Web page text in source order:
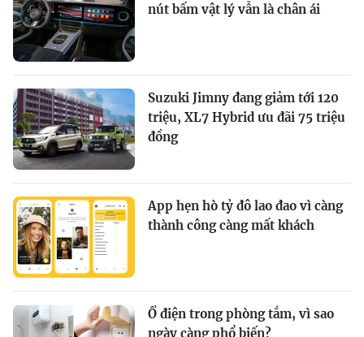
nút bấm vật lý vẫn là chân ái
Suzuki Jimny đang giảm tới 120
triệu, XL7 Hybrid ưu đãi 75 triệu
đồng
App hẹn hò tỷ đô lao đao vì càng
thành công càng mất khách
Ổ điện trong phòng tắm, vì sao
ngày càng phổ biến?